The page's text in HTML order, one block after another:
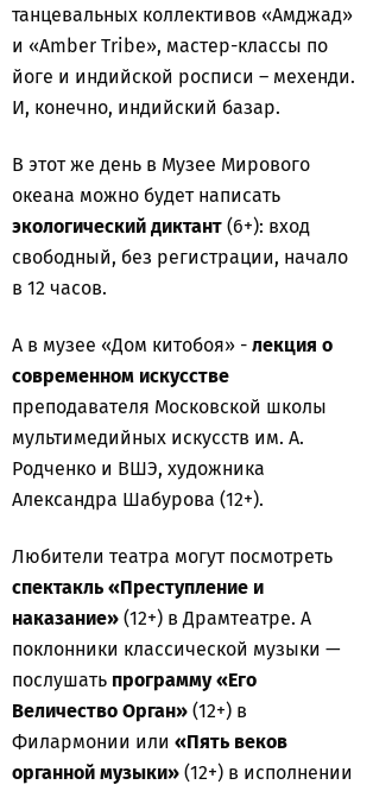
танцевальных коллективов «Амджад»
и «Amber Tribe», мастер-классы по
йоге и индийской росписи – мехенди.
И, конечно, индийский базар.
В этот же день в Музее Мирового
океана можно будет написать
экологический диктант (6+): вход
свободный, без регистрации, начало
в 12 часов.
А в музее «Дом китобоя» - лекция о
современном искусстве
преподавателя Московской школы
мультимедийных искусств им. А.
Родченко и ВШЭ, художника
Александра Шабурова (12+).
Любители театра могут посмотреть
спектакль «Преступление и
наказание» (12+) в Драмтеатре. А
поклонники классической музыки —
послушать программу «Его
Величество Орган» (12+) в
Филармонии или «Пять веков
органной музыки» (12+) в исполнении